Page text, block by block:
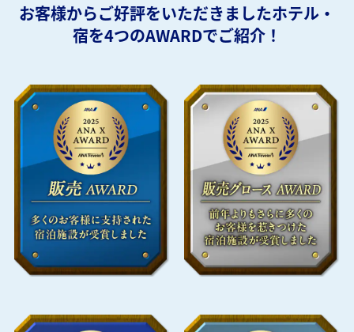
お客様からご好評をいただきましたホテル・
宿を4つのAWARDでご紹介！